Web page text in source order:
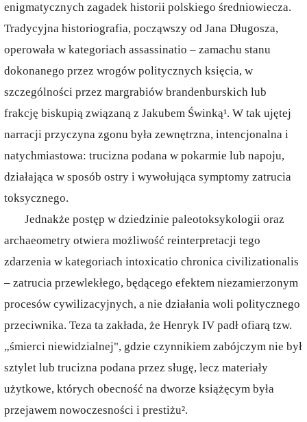
enigmatycznych zagadek historii polskiego średniowiecza.
Tradycyjna historiografia, począwszy od Jana Długosza,
operowała w kategoriach assassinatio – zamachu stanu
dokonanego przez wrogów politycznych księcia, w
szczególności przez margrabiów brandenburskich lub
frakcję biskupią związaną z Jakubem Świnką¹. W tak ujętej
narracji przyczyna zgonu była zewnętrzna, intencjonalna i
natychmiastowa: trucizna podana w pokarmie lub napoju,
działająca w sposób ostry i wywołująca symptomy zatrucia
toksycznego.
Jednakże postęp w dziedzinie paleotoksykologii oraz
archaeometry otwiera możliwość reinterpretacji tego
zdarzenia w kategoriach intoxicatio chronica civilizationalis
– zatrucia przewlekłego, będącego efektem niezamierzonym
procesów cywilizacyjnych, a nie działania woli politycznego
przeciwnika. Teza ta zakłada, że Henryk IV padł ofiarą tzw.
„śmierci niewidzialnej", gdzie czynnikiem zabójczym nie był
sztylet lub trucizna podana przez sługę, lecz materiały
użytkowe, których obecność na dworze książęcym była
przejawem nowoczesności i prestiżu².